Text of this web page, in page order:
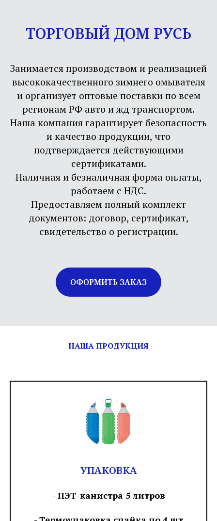
ТОРГОВЫЙ ДОМ РУСЬ
Занимается производством и реализацией
высококачественного зимнего омывателя
и организует оптовые поставки по всем
регионам РФ авто и жд транспортом.
Наша компания гарантирует безопасность
и качество продукции, что
подтверждается действующими
сертификатами.
Наличная и безналичная форма оплаты,
работаем с НДС.
Предоставляем полный комплект
документов: договор, сертификат,
свидетельство о регистрации.
ОФОРМИТЬ ЗАКАЗ
НАША ПРОДУКЦИЯ
УПАКОВКА
- ПЭТ-канистра 5 литров